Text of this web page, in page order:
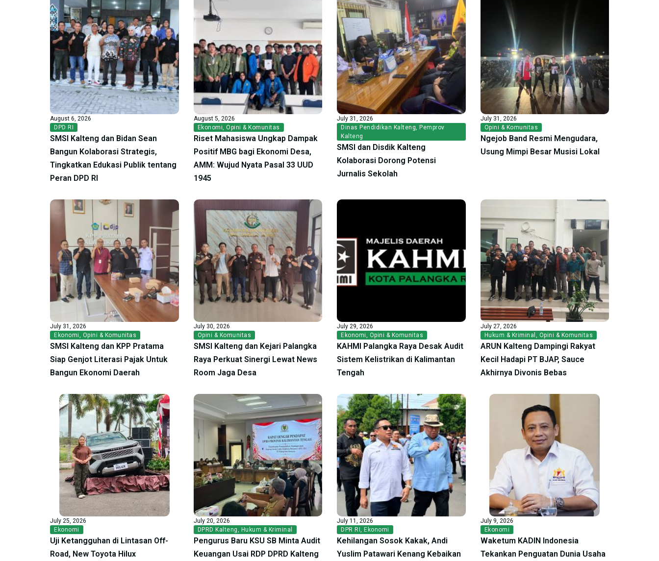
August 6, 2026
DPD RI
SMSI Kalteng dan Bidan Sean
Bangun Kolaborasi Strategis,
Tingkatkan Edukasi Publik tentang
Peran DPD RI
August 5, 2026
Ekonomi Opini & Komunitas
Riset Mahasiswa Ungkap Dampak
Positif MBG bagi Ekonomi Desa,
AMM: Wujud Nyata Pasal 33 UUD
1945
July 31, 2026
Dinas Pendidikan Kalteng Pemprov
Kalteng
SMSI dan Disdik Kalteng
Kolaborasi Dorong Potensi
Jurnalis Sekolah
July 31, 2026
Opini & Komunitas
Ngejob Band Resmi Mengudara,
Usung Mimpi Besar Musisi Lokal
July 31, 2026
Ekonomi
Opini & Komunitas
SMSI Kalteng dan KPP Pratama
Siap Genjot Literasi Pajak Untuk
Bangun Ekonomi Daerah
July 30, 2026
Opini & Komunitas
SMSI Kalteng dan Kejari Palangka
Raya Perkuat Sinergi Lewat News
Room Jaga Desa
July 29, 2026
Ekonomi
Opini & Komunitas
KAHMI Palangka Raya Desak Audit
Sistem Kelistrikan di Kalimantan
Tengah
July 27, 2026
Hukum & Kriminal
Opini & Komunitas
ARUN Kalteng Dampingi Rakyat
Kecil Hadapi PT BJAP, Sauce
Akhirnya Divonis Bebas
July 25, 2026
Ekonomi
Uji Ketangguhan di Lintasan Off-
Road, New Toyota Hilux
July 20, 2026
DPRD Kalteng
Hukum & Kriminal
Pengurus Baru KSU SB Minta Audit
Keuangan Usai RDP DPRD Kalteng
July 11, 2026
DPR RI Ekonomi
Kehilangan Sosok Kakak, Andi
Yuslim Patawari Kenang Kebaikan
July 9, 2026
Ekonomi
Waketum KADIN Indonesia
Tekankan Penguatan Dunia Usaha